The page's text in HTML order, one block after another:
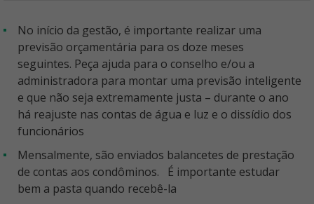
No início da gestão, é importante realizar uma
previsão orçamentária para os doze meses
seguintes. Peça ajuda para o conselho e/ou a
administradora para montar uma previsão inteligente
e que não seja extremamente justa – durante o ano
há reajuste nas contas de água e luz e o dissídio dos
funcionários
Mensalmente, são enviados balancetes de prestação
de contas aos condôminos. É importante estudar
bem a pasta quando recebê-la